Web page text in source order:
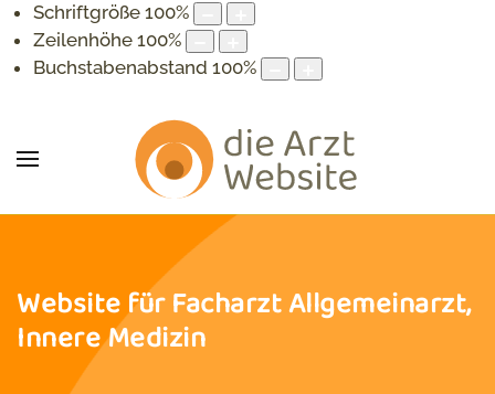
Schriftgröße 100%
Zeilenhöhe 100%
Buchstabenabstand 100%
Website für Facharzt Allgemeinarzt,
Innere Medizin